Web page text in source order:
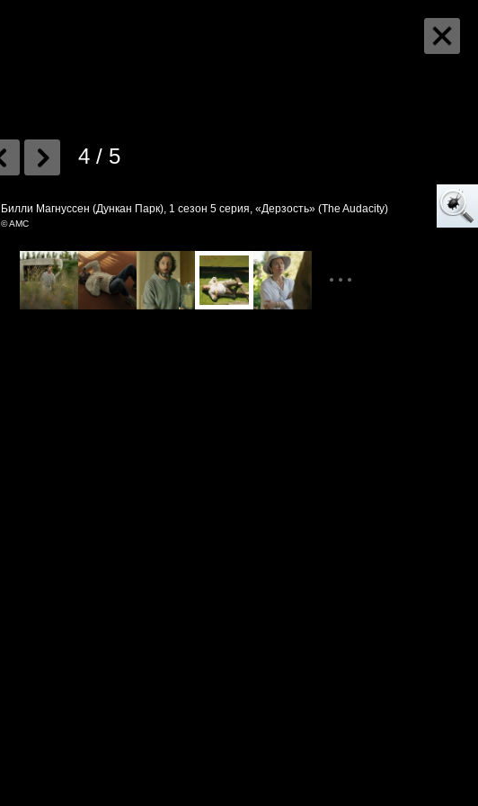
4 / 5
Билли Магнуссен (Дункан Парк), 1 сезон 5 серия, «Дерзость» (The Audacity)
© AMC